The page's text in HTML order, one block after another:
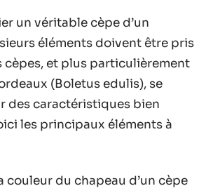
un véritable cèpe d’un
éléments doivent être pris
cèpes, et plus particulièrement
(Boletus edulis), se
des caractéristiques bien
les principaux éléments à
couleur du chapeau d’un cèpe